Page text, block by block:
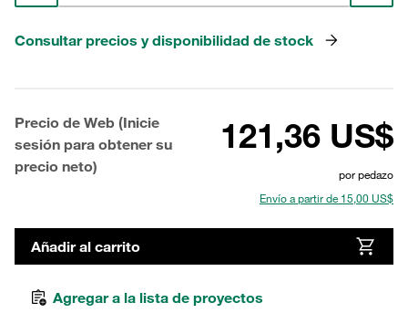
Consultar precios y disponibilidad de stock
Precio de Web (Inicie
sesión para obtener su
precio neto)
121,36 US$
por pedazo
Envío a partir de 15,00 US$
Añadir al carrito
Agregar a la lista de proyectos